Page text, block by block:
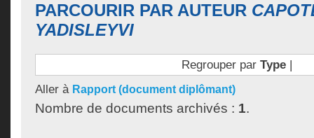
PARCOURIR PAR AUTEUR
YADISLEYVI
Regrouper par Type|
Aller à Rapport (document diplômant)
Nombre de documents archivés : 1.